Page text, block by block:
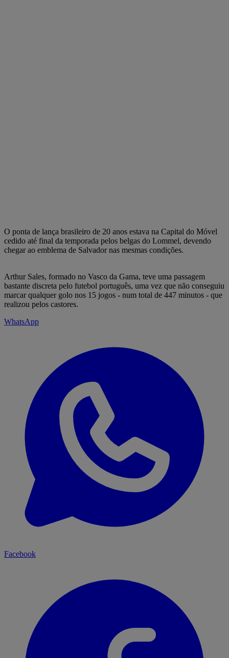
O ponta de lança brasileiro de 20 anos estava na Capital do Móvel
cedido até final da temporada pelos belgas do Lommel, devendo
chegar ao emblema de Salvador nas mesmas condições.
Arthur Sales, formado no Vasco da Gama, teve uma passagem
bastante discreta pelo futebol português, uma vez que não conseguiu
marcar qualquer golo nos 15 jogos - num total de 447 minutos - que
realizou pelos castores.
WhatsApp
Facebook